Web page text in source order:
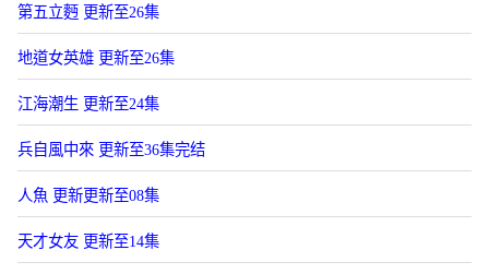
第五立麪 更新至26集
地道女英雄 更新至26集
江海潮生 更新至24集
兵自風中來 更新至36集完结
人魚 更新更新至08集
天才女友 更新至14集